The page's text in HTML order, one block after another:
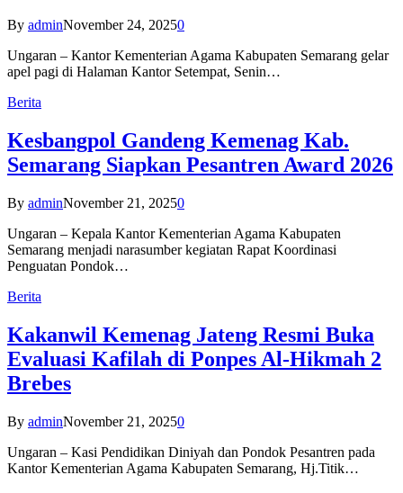
By adminNovember 24, 20250
Ungaran – Kantor Kementerian Agama Kabupaten Semarang gelar
apel pagi di Halaman Kantor Setempat, Senin…
Berita
Kesbangpol Gandeng Kemenag Kab.
Semarang Siapkan Pesantren Award 2026
By adminNovember 21, 20250
Ungaran – Kepala Kantor Kementerian Agama Kabupaten
Semarang menjadi narasumber kegiatan Rapat Koordinasi
Penguatan Pondok…
Berita
Kakanwil Kemenag Jateng Resmi Buka
Evaluasi Kafilah di Ponpes Al-Hikmah 2
Brebes
By adminNovember 21, 20250
Ungaran – Kasi Pendidikan Diniyah dan Pondok Pesantren pada
Kantor Kementerian Agama Kabupaten Semarang, Hj.Titik…